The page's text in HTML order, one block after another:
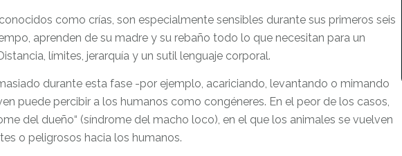
como crías, son especialmente sensibles durante sus primeros seis
aprenden de su madre y su rebaño todo lo que necesitan para un
límites, jerarquía y un sutil lenguaje corporal.
durante esta fase -por ejemplo, acariciando, levantando o mimando
puede percibir a los humanos como congéneres. En el peor de los casos,
del dueño“ (síndrome del macho loco), en el que los animales se vuelven
o peligrosos hacia los humanos.